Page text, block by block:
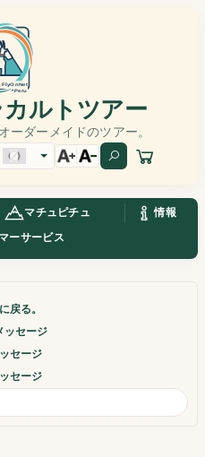
ルトツアー
ーダーメイドのツアー。
マチュピチュ
情報
ーサービス
戻る。
ッセージ
セージ
セージ